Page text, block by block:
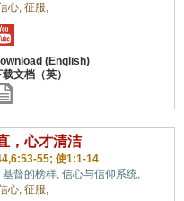
心, 征服,
，心才清洁
55; 使1:1-14
基督的榜样, 信心与信仰系统,
心, 征服,